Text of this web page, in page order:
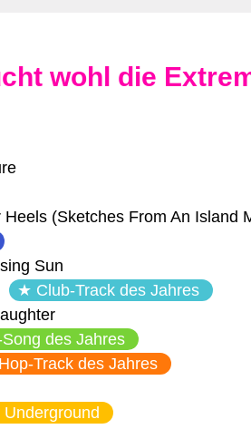
wohl die
Heels (Sketches From An Island
Sun
Club-Track des Jahres
des Jahres
Track des Jahres
Underground